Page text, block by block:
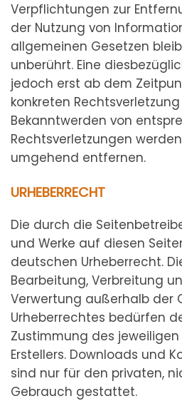
Verpflichtungen zur
der Nutzung von
allgemeinen Gesetzen
unberührt. Eine
jedoch erst ab dem
konkreten
Bekanntwerden von
Rechtsverletzungen
umgehend entfernen.
URHEBERRECHT
Die durch die
und Werke auf diesen
deutschen Urheberrecht.
Bearbeitung, Verbreitung
Verwertung außerhalb der
Urheberrechtes bedürfen
Zustimmung des jeweiligen
Erstellers. Downloads und
sind nur für den privaten,
Gebrauch gestattet.